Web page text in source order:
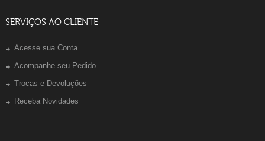
SERVIÇOS AO CLIENTE
Acesse sua Conta
Acompanhe seu Pedido
Trocas e Devoluções
Receba Novidades